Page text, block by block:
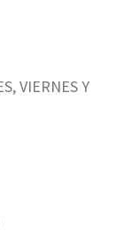
VIERNES Y